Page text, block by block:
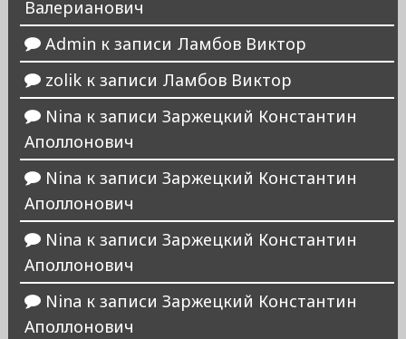
Валерианович
Admin к записи Ламбов Виктор
zolikк записи Ламбов Виктор
Nina к записи Заржецкий Константин
Аполлонович
Nina к записи Заржецкий Константин
Аполлонович
Nina к записи Заржецкий Константин
Аполлонович
Nina к записи Заржецкий Константин
Аполлонович